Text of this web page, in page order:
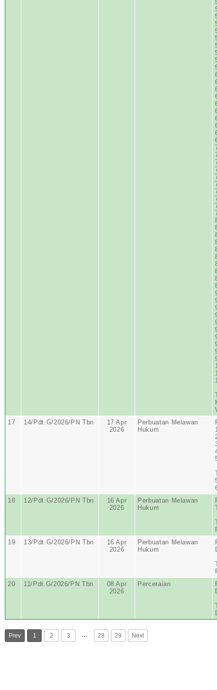
17
14/Pdt.G/2026/PN Tbn
17 Apr
2026
Perbuatan Melawan
Hukum
18
12/Pdt.G/2026/PN Tbn
16 Apr
2026
Perbuatan Melawan
Hukum
19
13/Pdt.G/2026/PN Tbn
16 Apr
2026
Perbuatan Melawan
Hukum
20
11/Pdt.G/2026/PN Tbn
08 Apr
2026
Perceraian
Prev 1 2 3 … 28 29 Next